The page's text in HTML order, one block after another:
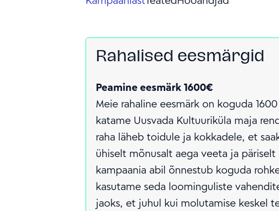
Rahalised eesmärgid
Peamine eesmärk 1600€
Meie rahaline eesmärk on koguda
katame Uusvada Kultuuriküla maja
raha läheb toidule ja kokkadele, et
ühiselt mõnusalt aega veeta ja
kampaania abil õnnestub koguda
kasutame seda loominguliste
jaoks, et juhul kui molutamise keskel